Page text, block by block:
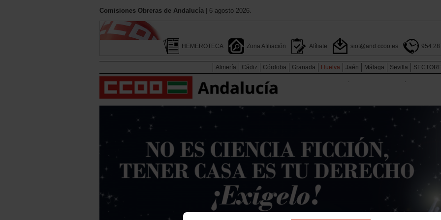
Comisiones Obreras de Andalucía | 6 agosto 2026.
HEMEROTECA Zona Afiliación Afíliate siot@and.ccoo.es 954
Almería Cádiz Córdoba Granada Huelva Jaén Málaga Sevilla
.
.